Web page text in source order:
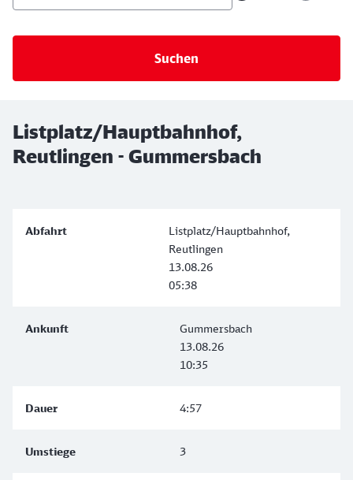
Listplatz/Hauptbahnhof,
Reutlingen - Gummersbach
Listplatz/Hauptbahnhof,
Reutlingen
13.08.26
05:38
Gummersbach
13.08.26
10:35
4:57
3